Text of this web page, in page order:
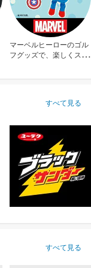
マーベルヒーローのゴル
フグッズで、楽しくスコ
すべて見る
すべて見る